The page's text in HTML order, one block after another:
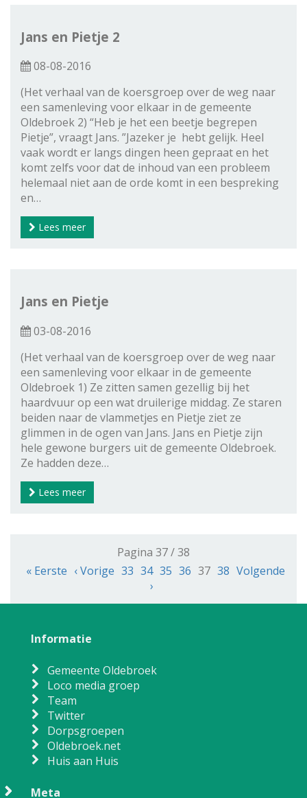
Jans en Pietje 2
08-08-2016
(Het verhaal van de koersgroep over de weg naar
een samenleving voor elkaar in de gemeente
Oldebroek 2) “Heb je het een beetje begrepen
Pietje”, vraagt Jans. ”Jazeker je hebt gelijk. Heel
vaak wordt er langs dingen heen gepraat en het
komt zelfs voor dat de inhoud van een probleem
helemaal niet aan de orde komt in een bespreking
en…
Lees meer
Jans en Pietje
03-08-2016
(Het verhaal van de koersgroep over de weg naar
een samenleving voor elkaar in de gemeente
Oldebroek 1) Ze zitten samen gezellig bij het
haardvuur op een wat druilerige middag. Ze staren
beiden naar de vlammetjes en Pietje ziet ze
glimmen in de ogen van Jans. Jans en Pietje zijn
hele gewone burgers uit de gemeente Oldebroek.
Ze hadden deze…
Lees meer
Pagina 37 / 38
« Eerste ‹ Vorige 33 34 35 36 37 38 Volgende
›
Informatie
Gemeente Oldebroek
Loco media groep
Team
Twitter
Dorpsgroepen
Oldebroek.net
Huis aan Huis
Meta